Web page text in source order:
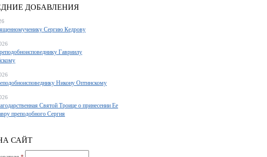
ДОБАВЛЕНИЯ
Сергию Кедрову
Гавриилу
Никону Оптинскому
Святой Троице о принесении Ее
преподобного Сергия
САЙТ